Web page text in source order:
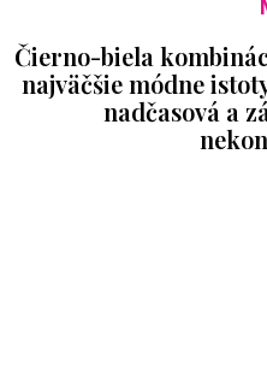
Čierno-biela
najväčšie módne
nadčasová a